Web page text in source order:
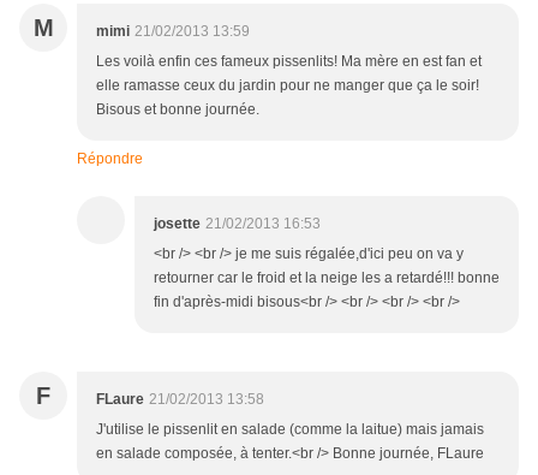
M mimi 21/02/2013 13:59
Les voilà enfin ces fameux pissenlits! Ma mère en est fan et
elle ramasse ceux du jardin pour ne manger que ça le soir!
Bisous et bonne journée.
Répondre
josette 21/02/2013 16:53
<br /> <br /> je me suis régalée,d'ici peu on va y
retourner car le froid et la neige les a retardé!!! bonne
fin d'après-midi bisous<br /> <br /> <br /> <br />
F FLaure 21/02/2013 13:58
J'utilise le pissenlit en salade (comme la laitue) mais jamais
en salade composée, à tenter.<br /> Bonne journée, FLaure